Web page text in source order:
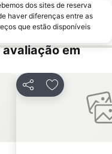
dos sites de reserva
haver diferenças entre as
que estão disponíveis
em
PartilharAdicionar